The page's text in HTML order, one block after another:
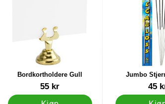
Bordkortholdere Gull
Varenummer 28694
55 kr
Jumbo
Varenummer45